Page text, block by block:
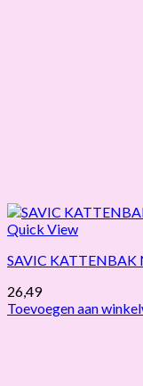
Quick View
SAVIC KATTENBAK
26,49
Toevoegen aan